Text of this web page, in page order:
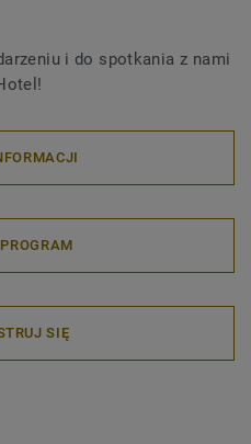
i do spotkania z nami
SIĘ